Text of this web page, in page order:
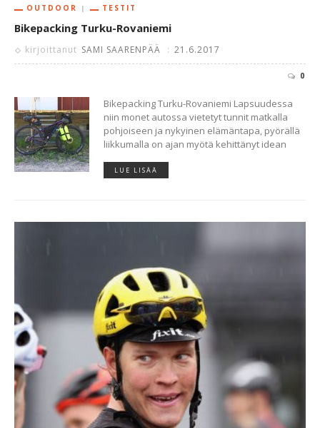
OUTDOOR TESTIT
Bikepacking Turku-Rovaniemi
kirjoittanut SAMI SAARENPÄÄ : 21.6.2017
0
Bikepacking Turku-Rovaniemi Lapsuudessa
niin monet autossa vietetyt tunnit matkalla
pohjoiseen ja nykyinen elämäntapa, pyörällä
liikkumalla on ajan myötä kehittänyt idean
LUE LISÄÄ